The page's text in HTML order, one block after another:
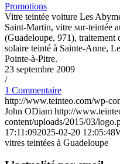
Promotions
Vitre teintée voiture Les
Saint-Martin, vitre sur-teintée
(Guadeloupe, 971), traitement
solaire teinté à Sainte-Anne,
Pointe-à-Pitre.
23 septembre 2009
/
1 Commentaire
http://www.teinteo.com/wp-
John ODiam http://
content/uploads/2015/03/
17:11:092025-02-20 12:05:48
vitres teintées à Guadeloupe